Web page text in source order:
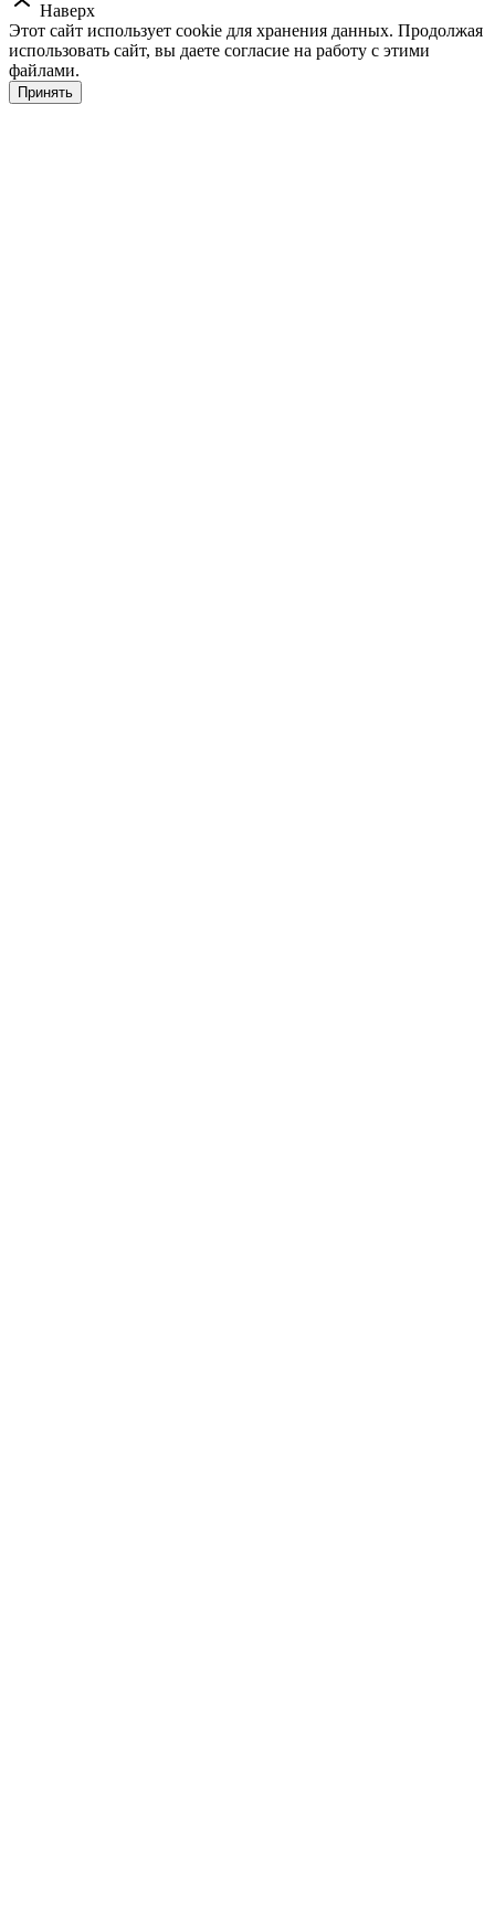
Наверх
Этот сайт использует cookie для хранения данных. Продолжая
использовать сайт, вы даете согласие на работу с этими
файлами.
Принять